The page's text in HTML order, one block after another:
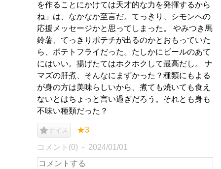
を作ることにかけては天才的な力を発揮するから
ね」は、なかなか至言だ。てっきり、シモンへの
応援メッセージかと思ってしまった。 やみつき馬
鈴薯、てっきりポテチが出るのかとおもっていた
ら、ポテトフライだった。たしかにビールのあて
にはいい。揚げたてはホクホクして最高だし。 ナ
マズの肝煮、そんなにまずかった？種類にもよる
が身の方は美味らしいから、煮ても焼いても食え
ないとはちょっと言い過ぎだろう。それとも身も
不味い種類だった？
ナイス ★3
コメント(0) 2024/01/01